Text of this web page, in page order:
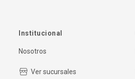
Institucional
Nosotros
Ver sucursales